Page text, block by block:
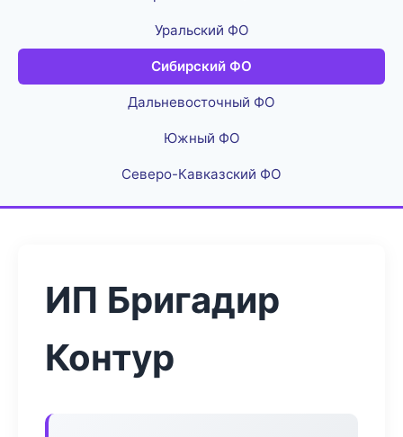
Уральский ФО
Сибирский ФО
Дальневосточный ФО
Южный ФО
Северо-Кавказский ФО
ИП Бригадир
Контур